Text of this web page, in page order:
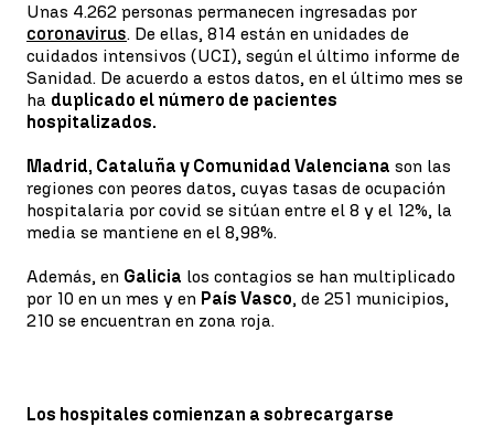
Unas 4.262 personas permanecen ingresadas por
coronavirus. De ellas, 814 están en unidades de
cuidados intensivos (UCI), según el último informe de
Sanidad. De acuerdo a estos datos, en el último mes se
ha duplicado el número de pacientes
hospitalizados.
Madrid, Cataluña y Comunidad Valenciana son las
regiones con peores datos, cuyas tasas de ocupación
hospitalaria por covid se sitúan entre el 8 y el 12%, la
media se mantiene en el 8,98%.
Además, en Galicia los contagios se han multiplicado
por 10 en un mes y en País Vasco, de 251 municipios,
210 se encuentran en zona roja.
Los hospitales comienzan a sobrecargarse